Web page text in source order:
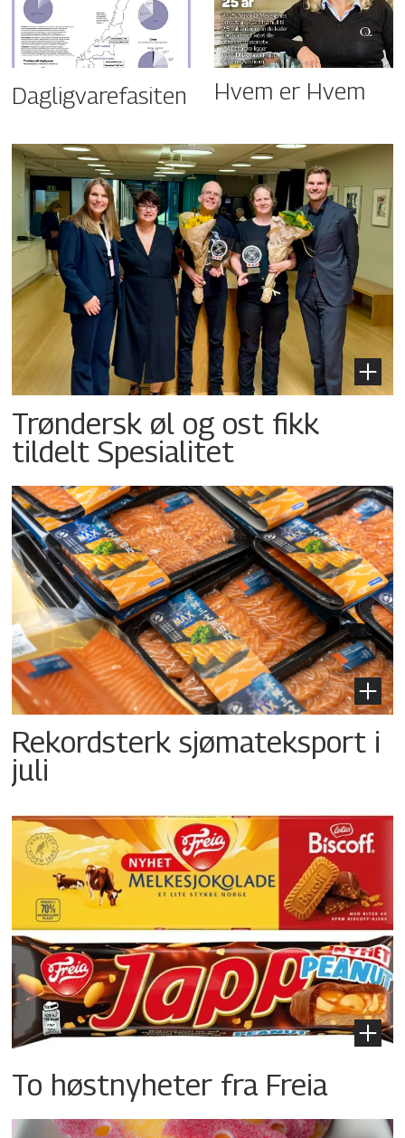
Dagligvarefasiten Hvem er Hvem
Trøndersk øl og ost fikk
tildelt Spesialitet
Rekordsterk sjømateksport i
juli
To høstnyheter fra Freia